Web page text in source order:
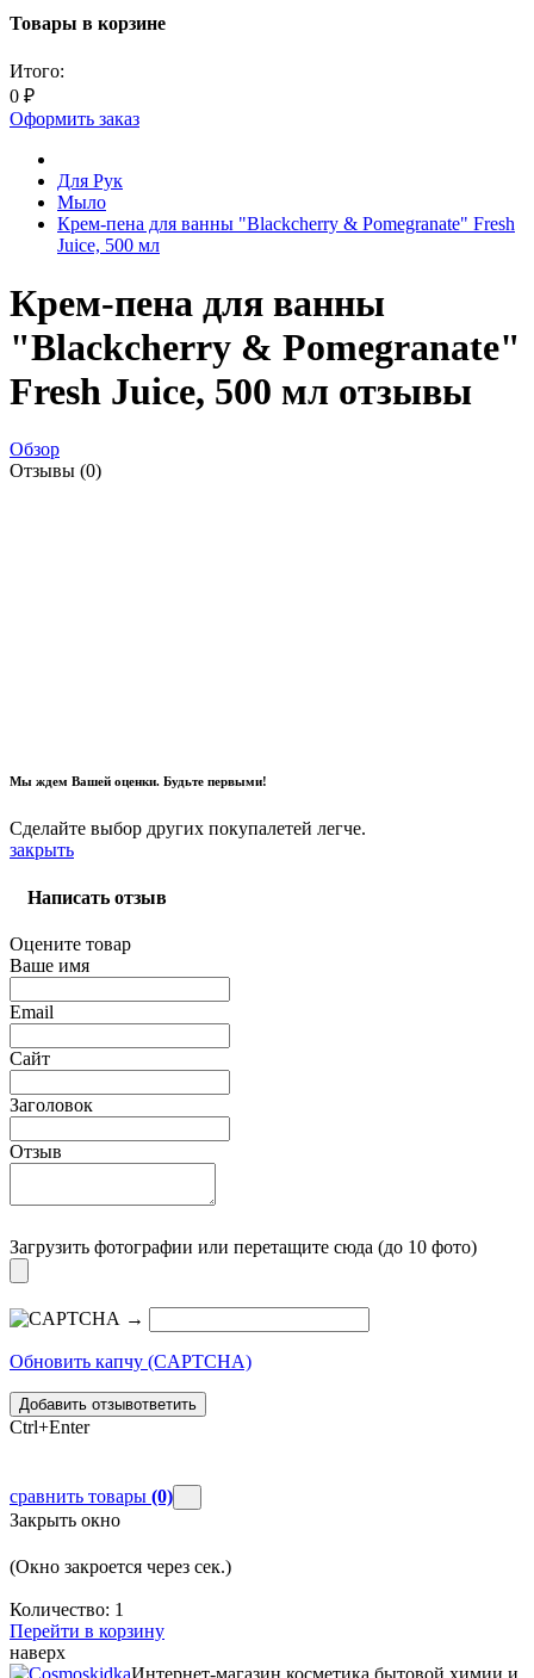
Товары в корзине
Итого:
0 ₽
Оформить заказ
Для Рук
Мыло
Крем-пена для ванны "Blackcherry & Pomegranate" Fresh
Juice, 500 мл
Крем-пена для ванны
"Blackcherry & Pomegranate"
Fresh Juice, 500 мл отзывы
Обзор
Отзывы (0)
Мы ждем Вашей оценки. Будьте первыми!
Сделайте выбор других покупалетей легче.
закрыть
Написать отзыв
Оцените товар
Ваше имя
Email
Сайт
Заголовок
Отзыв
Загрузить фотографии или перетащите сюда (до 10 фото)
→
Обновить капчу (CAPTCHA)
Добавить отзывответить
Ctrl+Enter
сравнить товары (0)
Закрыть окно
(Окно закроется через сек.)
Количество: 1
Перейти в корзину
наверх
Интернет-магазин косметика бытовой химии и